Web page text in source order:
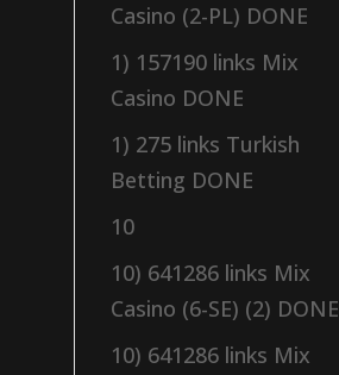
Casino (2-PL) DONE
1) 157190 links Mix
Casino DONE
1) 275 links Turkish
Betting DONE
10
10) 641286 links Mix
Casino (6-SE) (2) DONE
10) 641286 links Mix